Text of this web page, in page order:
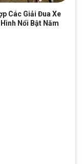
Các Giải Đua Xe
Nổi Bật Năm